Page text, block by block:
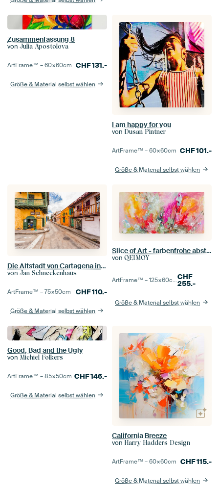
Zusammenfassung 8
von Julia Apostolova
ArtFrame™ –60×60cm CHF131.-
Größe & Material selbst wählen
I am happy for you
von Dusan Pintner
ArtFrame™ –60×60cm CHF101.-
Größe & Material selbst wählen
Die Altstadt von Cartagena in Kolumbien
von Jan Schneckenhaus
ArtFrame™ –75×50cm CHF110.-
Größe & Material selbst wählen
Slice of Art - farbenfrohe abstrakte Malerei
von QEIMOY
ArtFrame™ –125×60cm CHF
255.-
Größe & Material selbst wählen
Good, Bad and the Ugly
von Michiel Folkers
ArtFrame™ –85×50cm CHF146.-
Größe & Material selbst wählen
California Breeze
von Harry Hadders Design
ArtFrame™ –60×60cm CHF115.-
Größe & Material selbst wählen